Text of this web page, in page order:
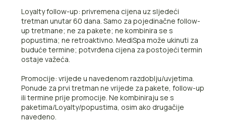
Loyalty follow-up: privremena cijena uz sljedeći
tretman unutar 60 dana. Samo za pojedinačne follow-
up tretmane; ne za pakete; ne kombinira se s
popustima; ne retroaktivno. MediSpa može ukinuti za
buduće termine; potvrđena cijena za postojeći termin
ostaje važeća.
Promocije: vrijede u navedenom razdoblju/uvjetima.
Ponude za prvi tretman ne vrijede za pakete, follow-up
ili termine prije promocije. Ne kombiniraju se s
paketima/Loyalty/popustima, osim ako drugačije
navedeno.